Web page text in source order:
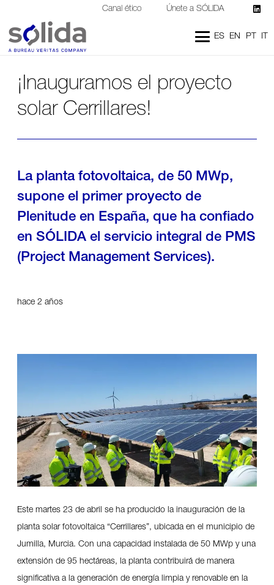
Canal ético Únete a SÓLIDA
ES EN PT
¡Inauguramos el proyecto
solar Cerrillares!
La planta fotovoltaica, de 50 MWp,
supone el primer proyecto de
Plenitude en España, que ha confiado
en SÓLIDA el servicio integral de PMS
(Project Management Services).
hace 2 años
Este martes 23 de abril se ha producido la inauguración de la
planta solar fotovoltaica “Cerrillares”, ubicada en el municipio de
Jumilla, Murcia. Con una capacidad instalada de 50 MWp y una
extensión de 95 hectáreas, la planta contribuirá de manera
significativa a la generación de energía limpia y renovable en la